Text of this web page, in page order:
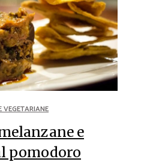
VEGETARIANE
e
pomodoro